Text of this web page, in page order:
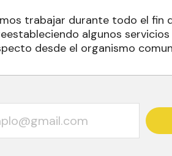
trabajar durante todo el fin
algunos
desde el organismo